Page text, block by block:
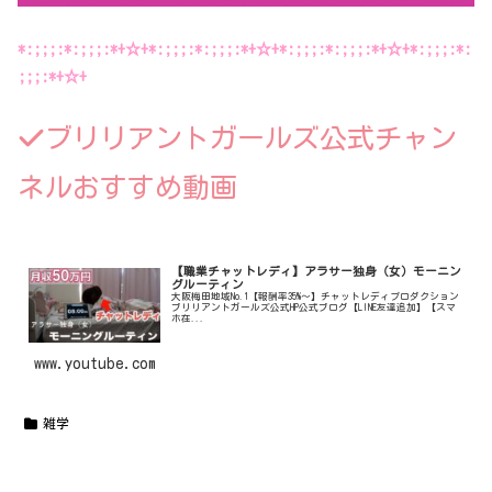
*:;;;:*:;;;:*+☆+*:;;;:*:;;;:*+☆+*:;;;:*:;;;:*+☆+*:;;;:*:
;;;:*+☆+
ブリリアントガールズ公式チャン
ネルおすすめ動画
【職業チャットレディ】アラサー独身（女）モーニン
グルーティン
大阪梅田地域No.1【報酬率35%〜】チャットレディプロダクション
ブリリアントガールズ公式HP公式ブログ【LINE友達追加】【スマ
ホ在...
www.youtube.com
雑学